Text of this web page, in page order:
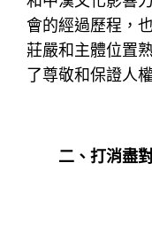
會的經過歷程，
莊嚴和主體位置
了尊敬和保證人
二、打消盡